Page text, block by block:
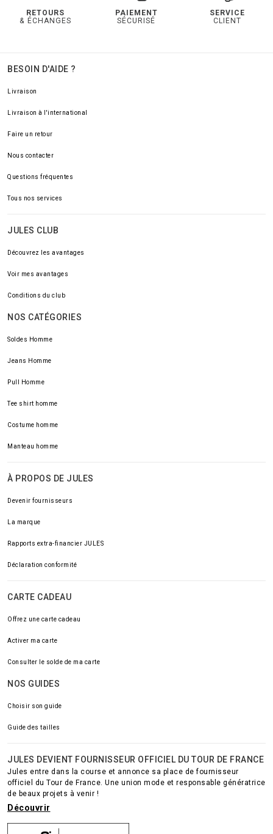
RETOURS
& ÉCHANGES
PAIEMENT
SÉCURISÉ
SERVICE
CLIENT
BESOIN D'AIDE ?
Livraison
Livraison à l'international
Faire un retour
Nous contacter
Questions fréquentes
Tous nos services
JULES CLUB
Découvrez les avantages
Voir mes avantages
Conditions du club
NOS CATÉGORIES
Soldes Homme
Jeans Homme
Pull Homme
Tee shirt homme
Costume homme
Manteau homme
À PROPOS DE JULES
Devenir fournisseurs
La marque
Rapports extra-financier JULES
Déclaration conformité
CARTE CADEAU
Offrez une carte cadeau
Activer ma carte
Consulter le solde de ma carte
NOS GUIDES
Choisir son guide
Guide des tailles
JULES DEVIENT FOURNISSEUR OFFICIEL DU TOUR DE FRANCE
Jules entre dans la course et annonce sa place de fournisseur
officiel du Tour de France. Une union mode et responsable génératrice
de beaux projets à venir !
Découvrir